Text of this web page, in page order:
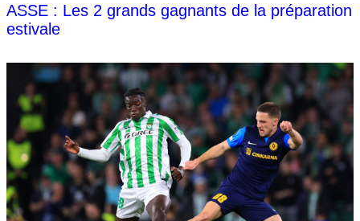
ASSE : Les 2 grands gagnants de la préparation
estivale